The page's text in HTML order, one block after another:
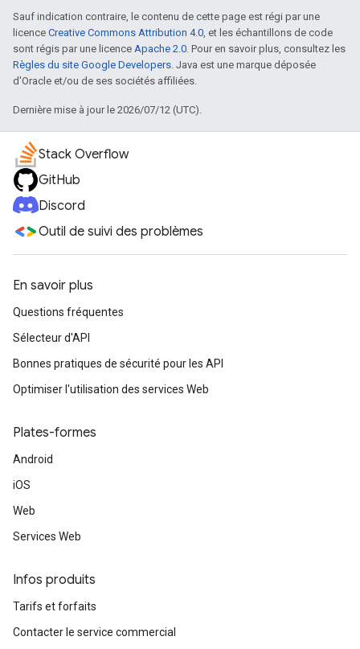
Sauf indication contraire, le contenu de cette page est régi par une
licence Creative Commons Attribution 4.0, et les échantillons de code
sont régis par une licence Apache 2.0. Pour en savoir plus, consultez les
Règles du site Google Developers. Java est une marque déposée
d'Oracle et/ou de ses sociétés affiliées.
Dernière mise à jour le 2026/07/12 (UTC).
Stack Overflow
GitHub
Discord
Outil de suivi des problèmes
En savoir plus
Questions fréquentes
Sélecteur d'API
Bonnes pratiques de sécurité pour les API
Optimiser l'utilisation des services Web
Plates-formes
Android
iOS
Web
Services Web
Infos produits
Tarifs et forfaits
Contacter le service commercial